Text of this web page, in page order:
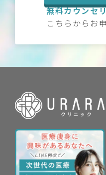
無料カウンセ
こちらからお